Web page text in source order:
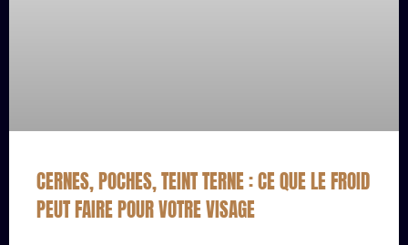
CERNES, POCHES, TEINT TERNE : CE QUE LE FROID
PEUT FAIRE POUR VOTRE VISAGE